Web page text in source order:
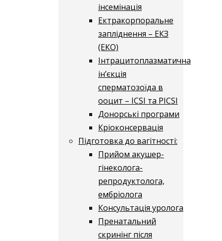
інсемінація
Ектракорпоральне
запліднення – ЕКЗ
(ЕКО)
Інтрацитоплазматична
ін’єкція
сперматозоїда в
ооцит – ICSI та PICSI
Донорські програми
Кріоконсервація
Підготовка до вагітності:
Прийом акушер-
гінеколога-
репродуктолога,
ембріолога
Консультація уролога
Пренатальний
скринінг після